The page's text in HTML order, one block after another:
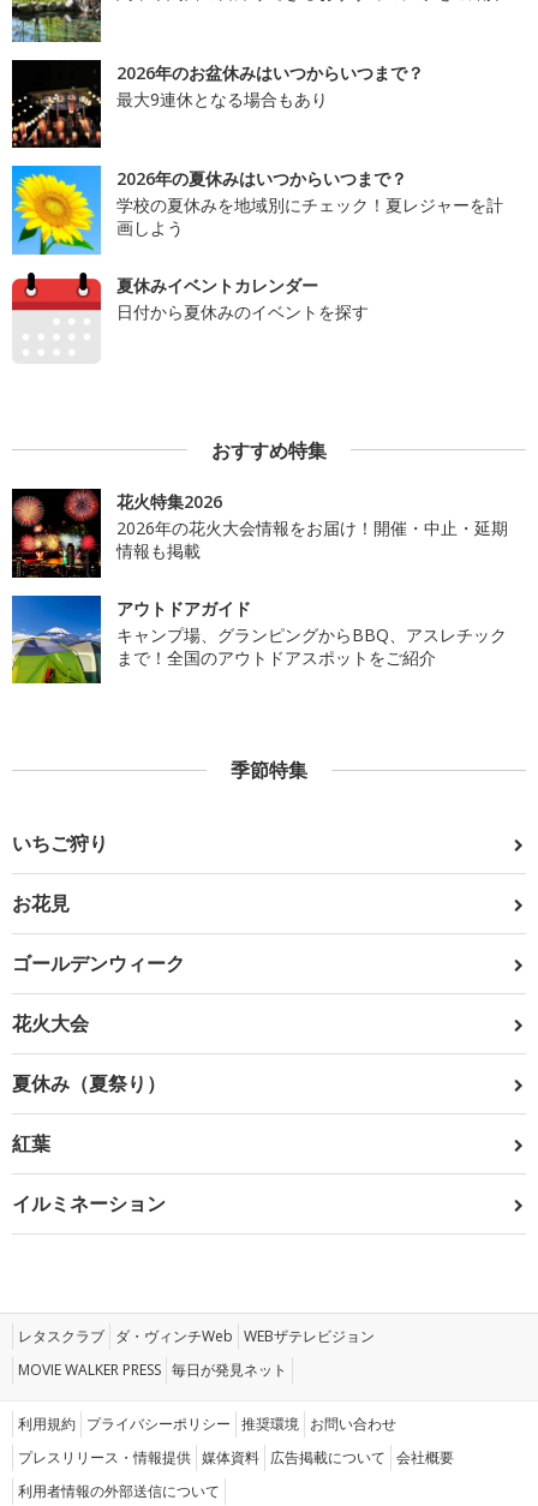
2026年のお盆休みはいつからいつまで？
最大9連休となる場合もあり
2026年の夏休みはいつからいつまで？
学校の夏休みを地域別にチェック！夏レジャーを計
画しよう
夏休みイベントカレンダー
日付から夏休みのイベントを探す
おすすめ特集
花火特集2026
2026年の花火大会情報をお届け！開催・中止・延期
情報も掲載
アウトドアガイド
キャンプ場、グランピングからBBQ、アスレチック
まで！全国のアウトドアスポットをご紹介
季節特集
いちご狩り
お花見
ゴールデンウィーク
花火大会
夏休み（夏祭り）
紅葉
イルミネーション
レタスクラブ ダ・ヴィンチWeb WEBザテレビジョン
MOVIE WALKER PRESS 毎日が発見ネット
利用規約 プライバシーポリシー 推奨環境 お問い合わせ
プレスリリース・情報提供 媒体資料 広告掲載について 会社概要
利用者情報の外部送信について